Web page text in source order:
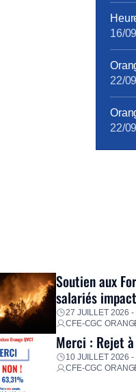
16/
22/
22/
Soutien aux
salariés
27 JUILLET 2026
CFE-CGC
Merci : Rejet
10 JUILLET 2026 -
CFE-CGC